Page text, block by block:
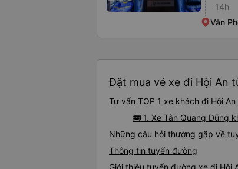
14h
Văn
Đặt mua vé xe đi Hội An
Tư vấn TOP 1 xe khách đi Hội
🚌 1. Xe Tân Quang Dũng
Những câu hỏi thường gặp về
Thông tin tuyến đường